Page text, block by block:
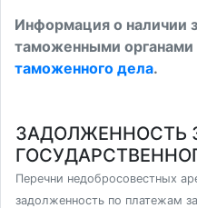
Информация о наличии
таможенными органами
таможенного дела.
ЗАДОЛЖЕННОСТЬ
Перечни недобросовестных
задолженность по платежам